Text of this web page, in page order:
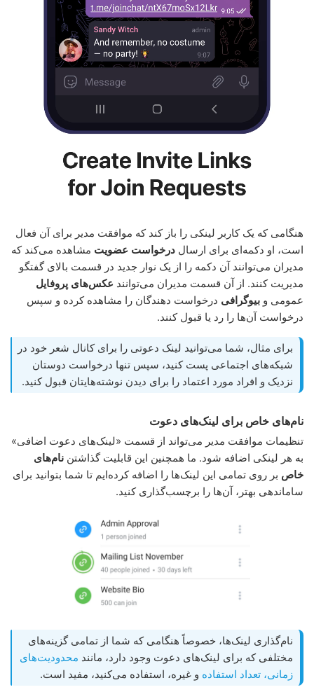
هنگامی که یک کاربر لینکی را باز کند که موافقت مدیر برای آن فعال
است، او دکمه‌ای برای ارسال درخواست عضویت مشاهده می‌کند که
مدیران می‌توانند آن دکمه را از یک نوار جدید در قسمت بالای گفتگو
مدیریت کنند. از آن قسمت مدیران می‌توانند عکس‌های پروفایل
عمومی و بیوگرافی درخواست دهندگان را مشاهده کرده و سپس
درخواست آن‌ها را رد یا قبول کنند.
برای مثال، شما می‌توانید لینک دعوتی را برای کانال شعر خود در
شبکه‌های اجتماعی پست کنید، سپس تنها درخواست دوستان
نزدیک و افراد مورد اعتماد را برای دیدن نوشته‌هایتان قبول کنید.
نام‌های خاص برای لینک‌های دعوت
تنظیمات موافقت مدیر می‌تواند از قسمت «لینک‌های دعوت اضافی»
به هر لینکی اضافه شود. ما همچنین این قابلیت گذاشتن نام‌های
خاص بر روی تمامی این لینک‌ها را اضافه کرده‌ایم تا شما بتوانید برای
ساماندهی بهتر، آن‌ها را برچسب‌گذاری کنید.
نام‌گذاری لینک‌ها، خصوصاً هنگامی که شما از تمامی گزینه‌های
مختلفی که برای لینک‌های دعوت وجود دارد، مانند محدودیت‌های
زمانی، تعداد استفاده و غیره، استفاده می‌کنید، مفید است.